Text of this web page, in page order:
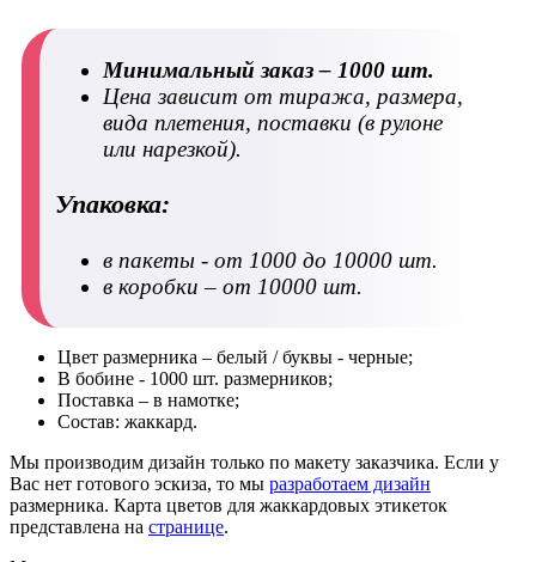
Минимальный заказ – 1000 шт.
Цена зависит от тиража, размера,
вида плетения, поставки (в рулоне
или нарезкой).
Упаковка:
в пакеты- от 1000 до 10000 шт.
в коробки – от 10000 шт.
Цвет размерника – белый / буквы - черные;
В бобине - 1000 шт. размерников;
Поставка – в намотке;
Состав: жаккард.
Мы производим дизайн только по макету заказчика. Если у
Вас нет готового эскиза, то мы разработаем дизайн
размерника. Карта цветов для жаккардовых этикеток
представлена на странице.